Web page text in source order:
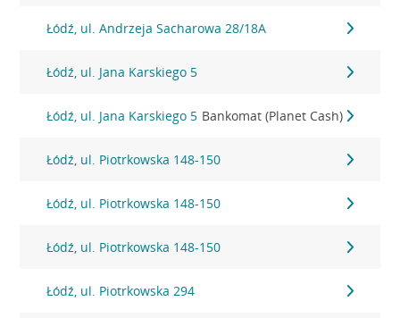
Łódź, ul. Andrzeja Sacharowa 28/18A
Łódź, ul. Jana Karskiego 5
Łódź, ul. Jana Karskiego 5 Bankomat (Planet Cash)
Łódź, ul. Piotrkowska 148-150
Łódź, ul. Piotrkowska 148-150
Łódź, ul. Piotrkowska 148-150
Łódź, ul. Piotrkowska 294